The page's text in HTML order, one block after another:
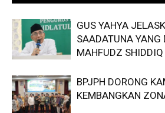
GUS YAHYA
SAADATUNA YANG
MAHFUDZ SHIDDIQ
BPJPH DORONG
KEMBANGKAN